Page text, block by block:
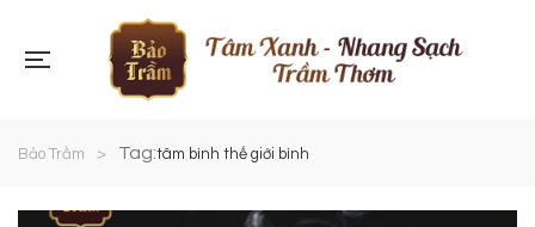
Bảo Trầm > Tag:tâm bình thế giới bình